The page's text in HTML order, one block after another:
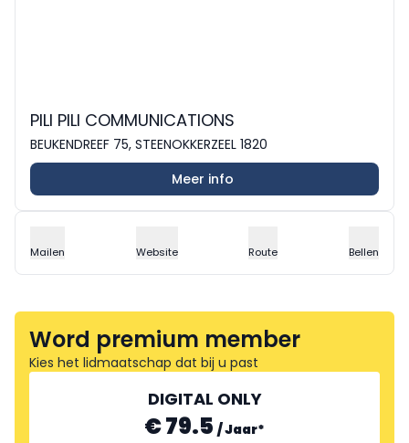
PILI PILI COMMUNICATIONS
BEUKENDREEF 75, STEENOKKERZEEL 1820
Meer info
Mailen Website Route Bellen
Word premium member
Kies het lidmaatschap dat bij u past
DIGITAL ONLY
€ 79.5 /Jaar*